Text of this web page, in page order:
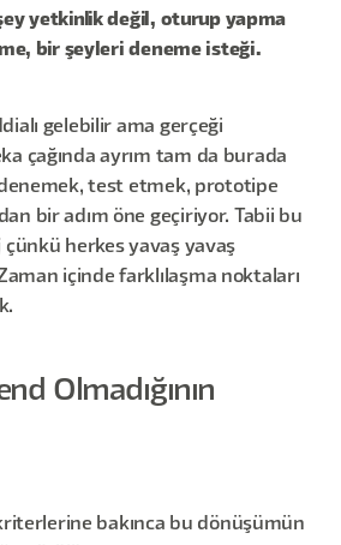
yetkinlik değil, oturup yapma
bir şeyleri deneme isteği.
gelebilir ama gerçeği
çağında ayrım tam da burada
test etmek, prototipe
bir adım öne geçiriyor. Tabii bu
herkes yavaş yavaş
içinde farklılaşma noktaları
Olmadığının
bakınca bu dönüşümün